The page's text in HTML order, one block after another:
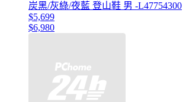
炭黑/灰綠/夜藍 登山鞋 男 -L47754300
$5,699
$6,980